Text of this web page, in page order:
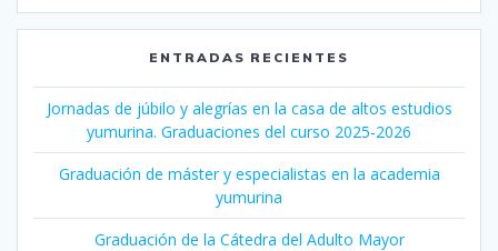
ENTRADAS RECIENTES
Jornadas de júbilo y alegrías en la casa de altos estudios
yumurina. Graduaciones del curso 2025-2026
Graduación de máster y especialistas en la academia
yumurina
Graduación de la Cátedra del Adulto Mayor